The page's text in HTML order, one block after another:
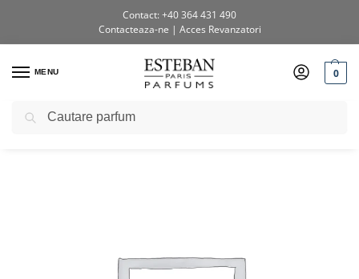
Contact: +40 364 431 490
Contacteaza-ne | Acces Revanzatori
MENU 0
Prima pagină / Shop / Uncategorized